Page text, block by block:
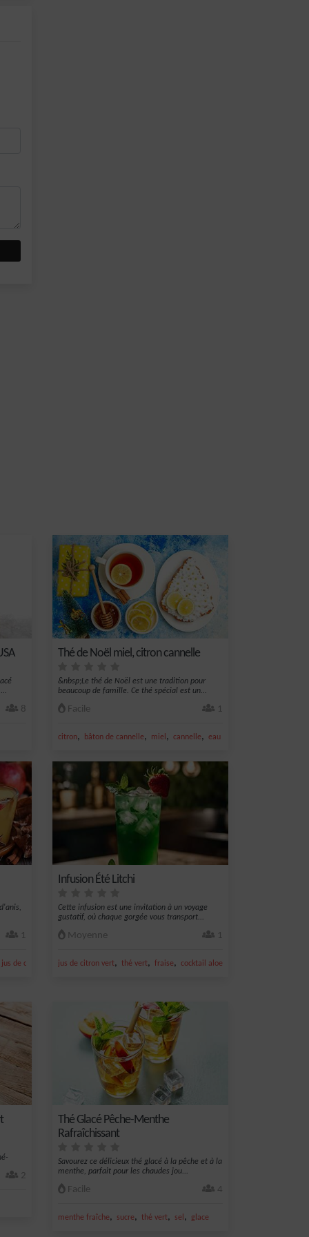
8
Thé de Noël miel, citron cannelle
&nbsp;Le thé de Noël est une tradition pour
beaucoup de famille. Ce thé spécial est un...
Facile 1
citron, bâton de cannelle, miel , cannelle, eau
1
jus de citron jaune,miel
Infusion Été Litchi
Cette infusion est une invitation à un voyage
gustatif, où chaque gorgée vous transport...
Moyenne 1
jus de citron vert, thé vert, fraise, cocktail aloe si
2
Thé Glacé Pêche-Menthe
Rafraîchissant
Savourez ce délicieux thé glacé à la pêche et à la
menthe, parfait pour les chaudes jou...
Facile 4
menthe fraîche, sucre, thé vert, sel , glace